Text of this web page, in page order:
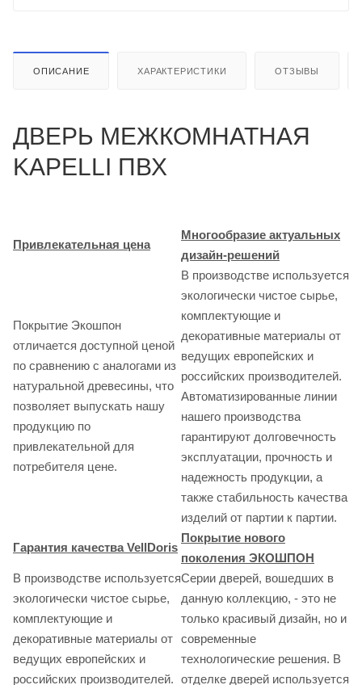
ОПИСАНИЕ ХАРАКТЕРИСТИКИ ОТЗЫВЫ
ДВЕРЬ МЕЖКОМНАТНАЯ
KAPELLI ПВХ
Привлекательная цена
Многообразие актуальных
дизайн-решений
Покрытие Экошпон
отличается доступной ценой
по сравнению с аналогами из
натуральной древесины, что
позволяет выпускать нашу
продукцию по
привлекательной для
потребителя цене.
В производстве используется
экологически чистое сырье,
комплектующие и
декоративные материалы от
ведущих европейских и
российских производителей.
Автоматизированные линии
нашего производства
гарантируют долговечность
эксплуатации, прочность и
надежность продукции, а
также стабильность качества
изделий от партии к партии.
Гарантия качества VellDoris
Покрытие нового
поколения ЭКОШПОН
В производстве используется
экологически чистое сырье,
комплектующие и
декоративные материалы от
ведущих европейских и
российских производителей.
Серии дверей, вошедших в
данную коллекцию, - это не
только красивый дизайн, но и
современные
технологические решения. В
отделке дверей используется